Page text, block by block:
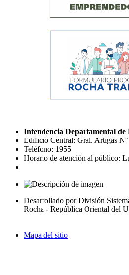
Intendencia Departamental de
Edificio Central: Gral. Artigas
Teléfono: 1955
Horario de atención al público:
Desarrollado por División
Rocha - República Oriental del
Mapa del sitio